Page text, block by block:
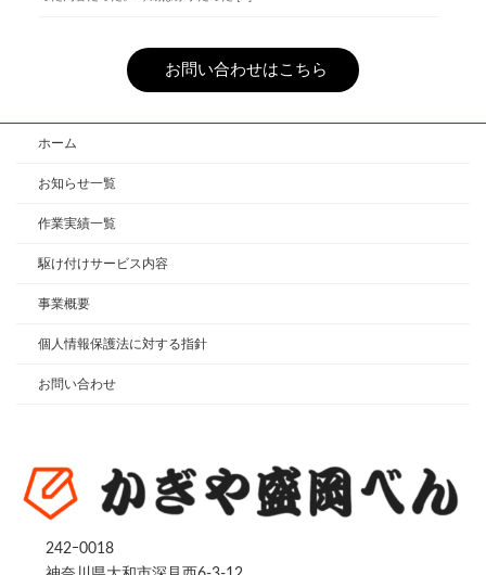
お問い合わせはこちら
ホーム
お知らせ一覧
作業実績一覧
駆け付けサービス内容
事業概要
個人情報保護法に対する指針
お問い合わせ
242ｰ0018